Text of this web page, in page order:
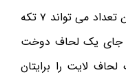
گاهی اگر شما تمایل داشته باشید این تعداد می تواند ۷ تکه
جای یک لحاف دوخت
لایت را برایتان